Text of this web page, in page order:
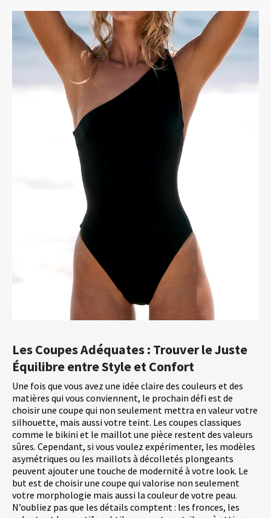
Les Coupes Adéquates : Trouver le Juste
Équilibre entre Style et Confort
Une fois que vous avez une idée claire des couleurs et des
matières qui vous conviennent, le prochain défi est de
choisir une coupe qui non seulement mettra en valeur votre
silhouette, mais aussi votre teint. Les coupes classiques
comme le bikini et le maillot une pièce restent des valeurs
sûres. Cependant, si vous voulez expérimenter, les modèles
asymétriques ou les maillots à décolletés plongeants
peuvent ajouter une touche de modernité à votre look. Le
but est de choisir une coupe qui valorise non seulement
votre morphologie mais aussi la couleur de votre peau.
N’oubliez pas que les détails comptent : les fronces, les